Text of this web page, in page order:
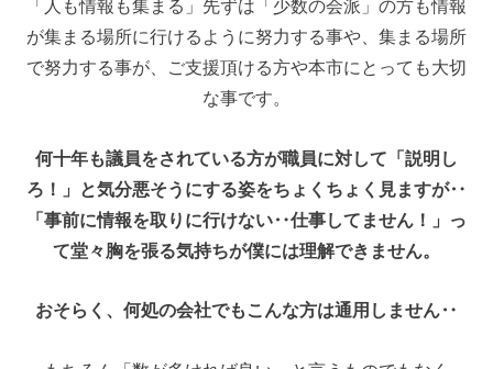
「人も情報も集まる」先ずは「少数の会派」の方も情報
が集まる場所に行けるように努力する事や、集まる場所
で努力する事が、ご支援頂ける方や本市にとっても大切
な事です。
何十年も議員をされている方が職員に対して「説明し
ろ！」と気分悪そうにする姿をちょくちょく見ますが‥
「事前に情報を取りに行けない‥仕事してません！」っ
て堂々胸を張る気持ちが僕には理解できません。
おそらく、何処の会社でもこんな方は通用しません‥